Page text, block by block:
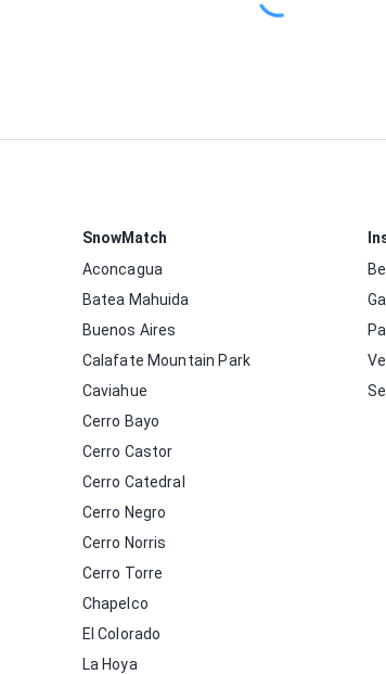
SnowMatch
Aconcagua
Batea Mahuida
Buenos Aires
Calafate Mountain Park
Caviahue
Cerro Bayo
Cerro Castor
Cerro Catedral
Cerro Negro
Cerro Norris
Cerro Torre
Chapelco
El Colorado
La Hoya